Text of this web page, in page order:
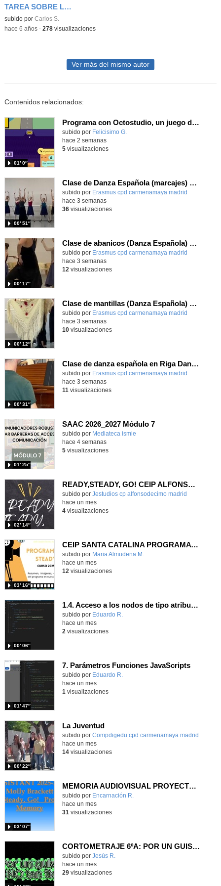
TAREA SOBRE LA AUDICIÓN DE MAYO
subido por Carlos S.
-hace 6 años- 278visualizaciones
Ver más del mismo autor
Contenidos relacionados:
Programa con Octostudio, un juego de Educación Víal cruzando un paso de cebra.
Contenido educativo.
subido por Felicisimo G.
01′ 0″
hace 2 semanas
5visualizaciones
Clase de Danza Española (marcajes) en intercambio Erasmus+
Contenido educativo.
subido por Erasmus cpd carmenamaya madrid
00′ 51″
hace 3 semanas
36visualizaciones
Clase de abanicos (Danza Española) en intercambio Erasmus+
Contenido educativo.
subido por Erasmus cpd carmenamaya madrid
00′ 17″
hace 3 semanas
12 visualizaciones
Clase de mantillas (Danza Española) en intercambio Erasmus+
Contenido educativo.
subido por Erasmus cpd carmenamaya madrid
00′ 12″
hace 3 semanas
10visualizaciones
Clase de danza española en Riga Dance School Erasmus+
Contenido educativo.
subido por Erasmus cpd carmenamaya madrid
00′ 31″
hace 3 semanas
11 visualizaciones
SAAC 2026_2027 Módulo 7
subido por Mediateca ismie
01′ 25″
hace 4 semanas
5visualizaciones
READY,STEADY, GO! CEIP ALFONSO X EL SABIO
Contenido educativo.
subido por Jestudios cp alfonsodecimo madrid
02′ 14″
hace un mes
4visualizaciones
CEIP SANTA CATALINA PROGRAMA READY, STEADY, GO! 2025-26
Contenido educativo.
subido por Maria Almudena M.
03′ 16″
hace un mes
12 visualizaciones
1.4. Acceso a los nodos de tipo atributo. Parte 7.
Contenido educativo.
subido por Eduardo R.
00′ 06″
hace un mes
2 visualizaciones
7. Parámetros Funciones JavaScripts
Contenido educativo.
subido por Eduardo R.
01′ 47″
hace un mes
1 visualizaciones
La Juventud
subido por Compdigedu cpd carmenamaya madrid
00′ 22″
hace un mes
14visualizaciones
MEMORIA AUDIOVISUAL PROYECTO READY, STEADY, GO CEIP LA LATINA
Contenido educativo.
subido por Encarnación R.
03′ 07″
hace un mes
31 visualizaciones
CORTOMETRAJE 6ºA: POR UN GUISANTE NO TAN TIERNO
Contenido educativo.
subido por Jesús R.
hace un mes
29visualizaciones